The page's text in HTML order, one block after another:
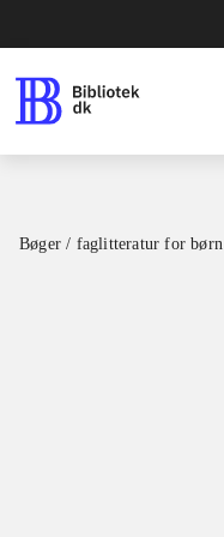
Bøger / faglitteratur for børn